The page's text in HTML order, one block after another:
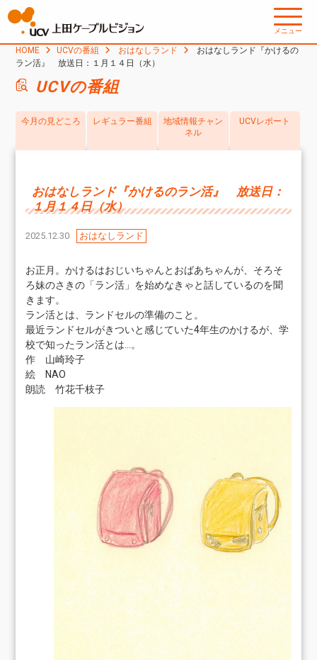
メニュー
HOME UCVの番組 おはなしランド
おはなしランド『かけるの
ラン活』 放送日：１月１４日（水）
UCVの番組
今月の見どころ レギュラー番組
地域情報チャン
ネル
UCVレポート
おはなしランド『かけるのラン活』 放送日：
１月１４日（水）
2025.12.30 おはなしランド
お正月。かけるはおじいちゃんとおばあちゃんが、そろそ
ろ妹のさきの「ラン活」を始めなきゃと話しているのを聞
きます。
ラン活とは、ランドセルの準備のこと。
最近ランドセルがきついと感じていた4年生のかけるが、学
校で知ったラン活とは…。
作 山崎玲子
絵 NAO
朗読 竹花千枝子